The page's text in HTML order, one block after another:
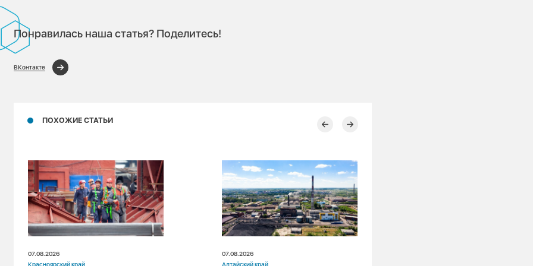
Понравилась наша статья? Поделитесь!
ВКонтакте
ПОХОЖИЕ СТАТЬИ
07.08.2026
07.08.2026